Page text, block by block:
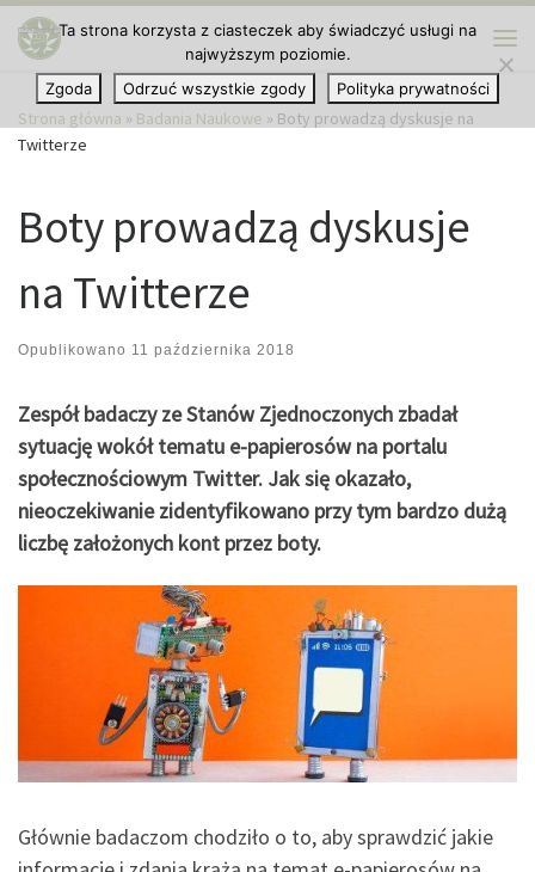
Przejdź do treści
Strona główna » Badania Naukowe » Boty prowadzą dyskusje na
Twitterze
Boty prowadzą dyskusje
na Twitterze
Opublikowano 11 października 2018
Zespół badaczy ze Stanów Zjednoczonych zbadał
sytuację wokół tematu e-papierosów na portalu
społecznościowym Twitter. Jak się okazało,
nieoczekiwanie zidentyfikowano przy tym bardzo dużą
liczbę założonych kont przez boty.
Głównie badaczom chodziło o to, aby sprawdzić jakie
Ta strona korzysta z ciasteczek aby świadczyć usługi na
najwyższym poziomie.
Zgoda
Odrzuć wszystkie zgody Polityka prywatności